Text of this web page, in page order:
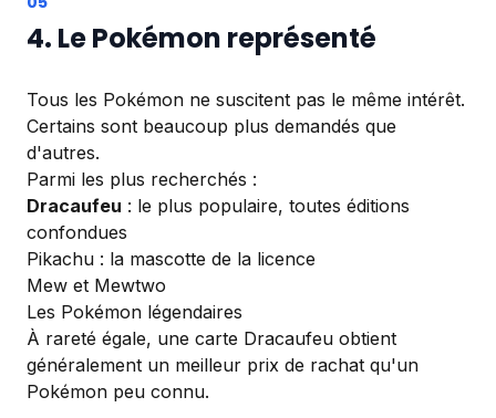
4. Le Pokémon représenté
Tous les Pokémon ne suscitent pas le même intérêt.
Certains sont beaucoup plus demandés que
d'autres.
Parmi les plus recherchés :
Dracaufeu : le plus populaire, toutes éditions
confondues
Pikachu : la mascotte de la licence
Mew et Mewtwo
Les Pokémon légendaires
À rareté égale, une carte Dracaufeu obtient
généralement un meilleur prix de rachat qu'un
Pokémon peu connu.